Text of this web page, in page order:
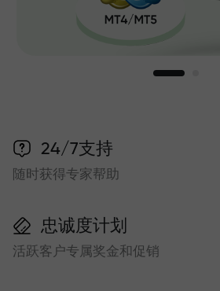
24/7支持
随时获得专家帮助
忠诚度计划
活跃客户专属奖金和促销